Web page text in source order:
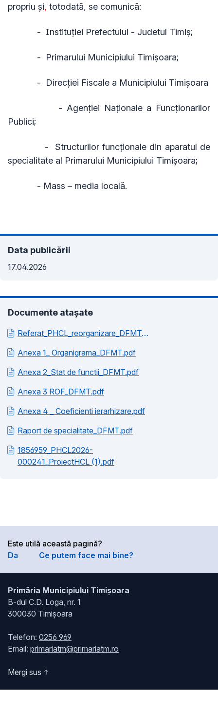
propriu şi, totodată, se comunică:
- Instituţiei Prefectului - Judetul Timiş;
- Primarului Municipiului Timişoara;
- Direcţiei Fiscale a Municipiului Timişoara
- Agenţiei Naţionale a Funcţionarilor
Publici;
- Structurilor funcţionale din aparatul de
specialitate al Primarului Municipiului Timişoara;
- Mass – media locală.
Data publicării
17.04.2026
Documente atașate
Referat_PHCL_reorganizare_DFMT.pdf
Anexa 1_ Organigrama_DFMT.pdf
Anexa 2_Stat de functii_DFMT.pdf
Anexa 3 ROF_DFMT.pdf
Anexa 4 _ Coeficienti ierarhizare.pdf
Raport de specialitate_DFMT.pdf
1856959_PHCL2026-
000241_ProiectHCL (1).pdf
Este utilă această pagină?
Da
Ce putem face mai bine?
Primăria Municipiului Timișoara
B-dul C.D. Loga, nr. 1
300030 Timișoara
Telefon: 0256 969
Email: primariatm@primariatm.ro
Mergi sus